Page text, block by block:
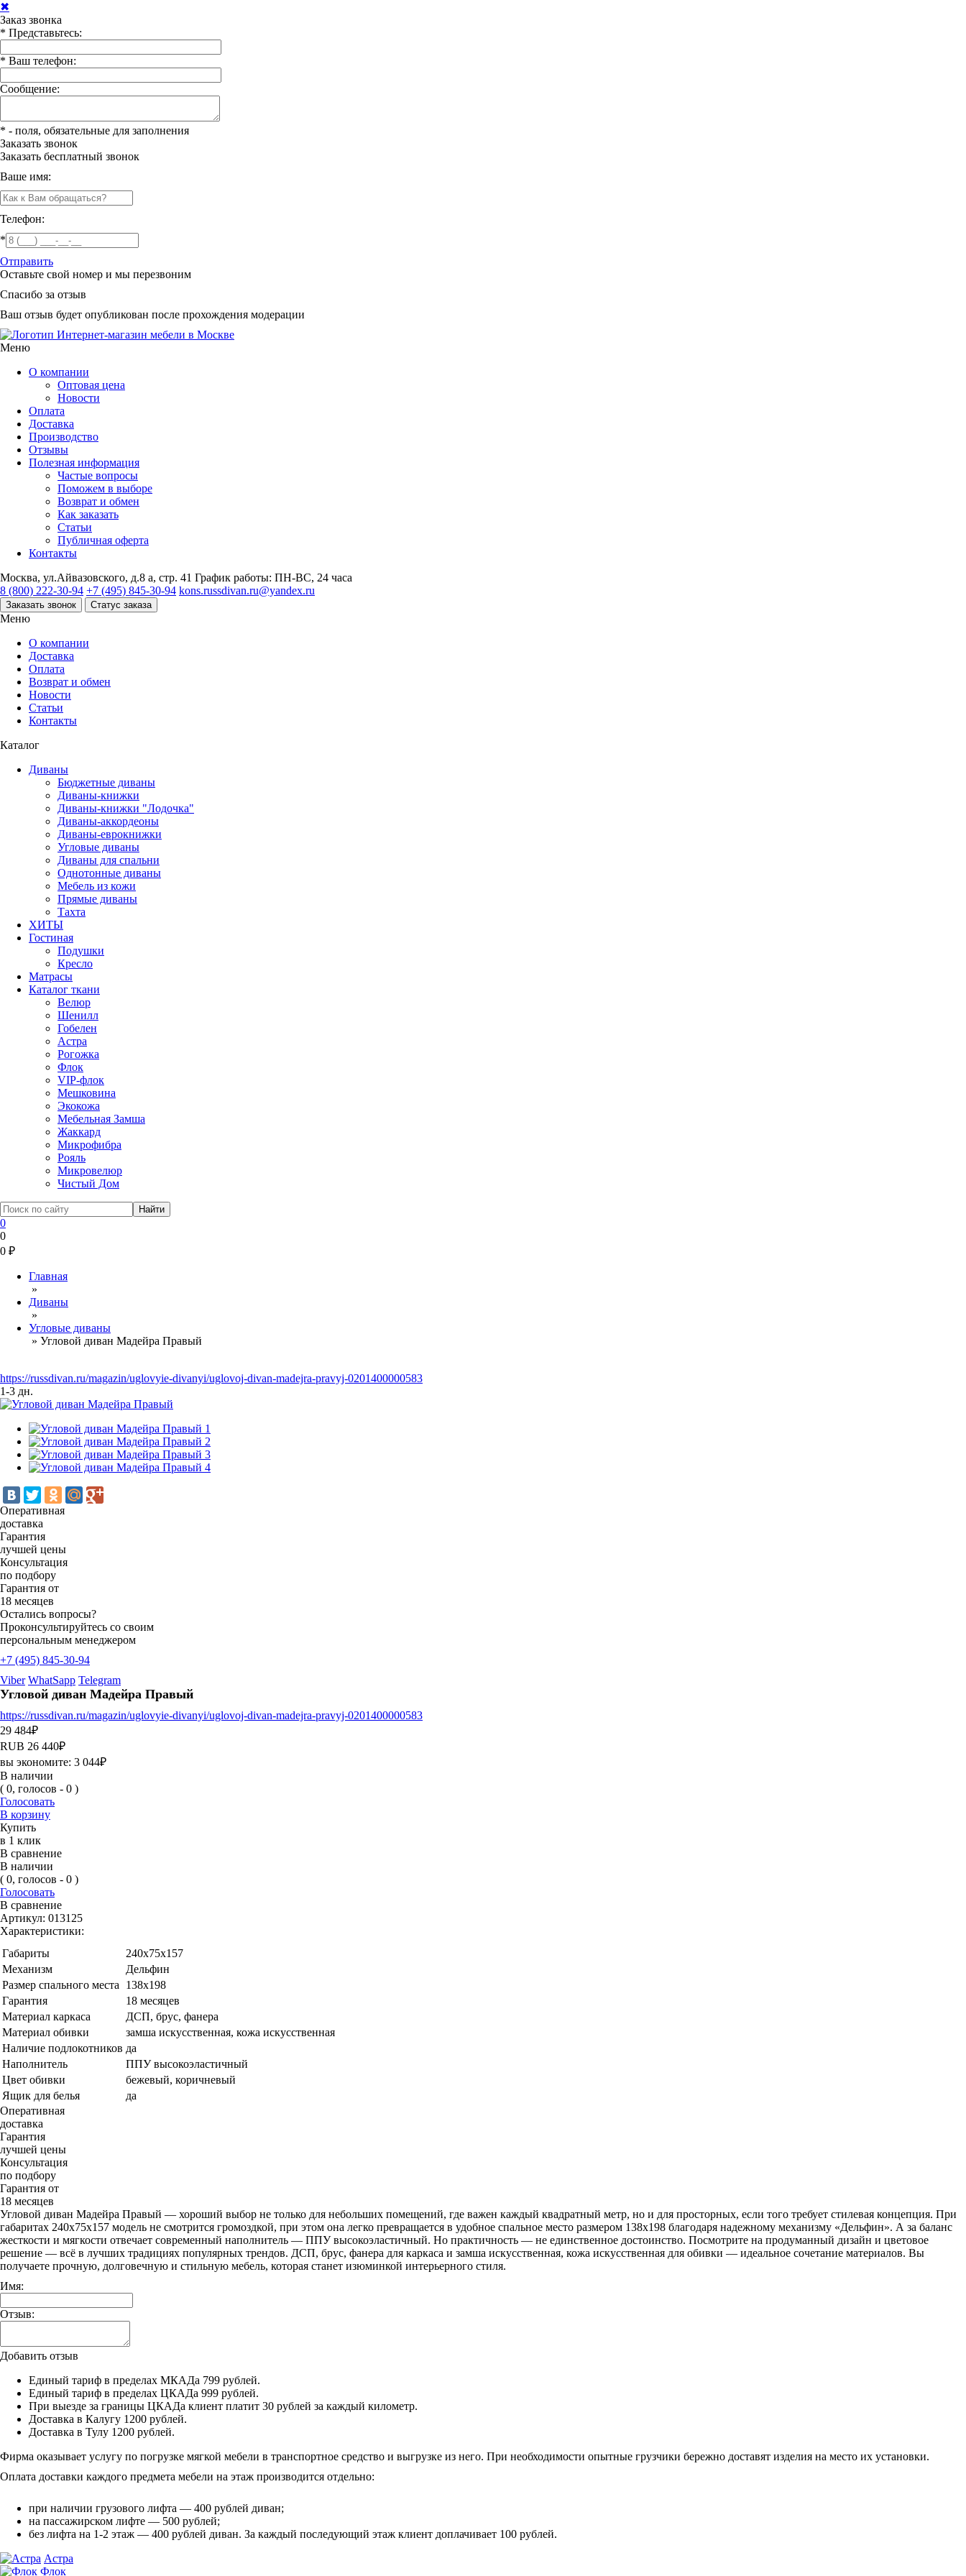
✖
Заказ звонка
* Представьтесь:
* Ваш телефон:
Сообщение:
* - поля, обязательные для заполнения
Заказать звонок
Заказать бесплатный звонок
Ваше имя:
Телефон:
*
Отправить
Оставьте свой номер и мы перезвоним
Спасибо за отзыв
Ваш отзыв будет опубликован после прохождения модерации
Интернет-магазин мебели в Москве
Меню
О компании
Оптовая цена
Новости
Оплата
Доставка
Производство
Отзывы
Полезная информация
Частые вопросы
Поможем в выборе
Возврат и обмен
Как заказать
Статьи
Публичная оферта
Контакты
Москва, ул.Айвазовского, д.8 а, стр. 41 График работы: ПН-ВС, 24 часа
8 (800) 222-30-94 +7 (495) 845-30-94 kons.russdivan.ru@yandex.ru
Заказать звонок Статус заказа
Меню
О компании
Доставка
Оплата
Возврат и обмен
Новости
Статьи
Контакты
Каталог
Диваны
Бюджетные диваны
Диваны-книжки
Диваны-книжки "Лодочка"
Диваны-аккордеоны
Диваны-еврокнижки
Угловые диваны
Диваны для спальни
Однотонные диваны
Мебель из кожи
Прямые диваны
Тахта
ХИТЫ
Гостиная
Подушки
Кресло
Матрасы
Каталог ткани
Велюр
Шенилл
Гобелен
Астра
Рогожка
Флок
VIP-флок
Мешковина
Экокожа
Мебельная Замша
Жаккард
Микрофибра
Рояль
Микровелюр
Чистый Дом
0
0
0 ₽
Главная
»
Диваны
»
Угловые диваны
» Угловой диван Мадейра Правый
https://russdivan.ru/magazin/uglovyie-divanyi/uglovoj-divan-madejra-pravyj-0201400000583
1-3 дн.
Оперативная
доставка
Гарантия
лучшей цены
Консультация
по подбору
Гарантия от
18 месяцев
Остались вопросы?
Проконсультируйтесь со своим
персональным менеджером
+7 (495) 845-30-94
Viber WhatSapp Telegram
Угловой диван Мадейра Правый
https://russdivan.ru/magazin/uglovyie-divanyi/uglovoj-divan-madejra-pravyj-0201400000583
29 484₽
RUB 26 440₽
вы экономите: 3 044₽
В наличии
( 0, голосов - 0 )
Голосовать
В корзину
Купить
в 1 клик
В сравнение
В наличии
( 0, голосов - 0 )
Голосовать
В сравнение
Артикул: 013125
Характеристики:
Габариты
240x75x157
Механизм
Дельфин
Размер спального места
138x198
Гарантия
18 месяцев
Материал каркаса
ДСП, брус, фанера
Материал обивки
замша искусственная, кожа искусственная
Наличие подлокотников да
Наполнитель
ППУ высокоэластичный
Цвет обивки
бежевый, коричневый
Ящик для белья
да
Оперативная
доставка
Гарантия
лучшей цены
Консультация
по подбору
Гарантия от
18 месяцев
Угловой диван Мадейра Правый — хороший выбор не только для небольших помещений, где важен каждый квадратный метр, но и для просторных, если того требует стилевая концепция. При
габаритах 240x75x157 модель не смотрится громоздкой, при этом она легко превращается в удобное спальное место размером 138x198 благодаря надежному механизму «Дельфин». А за баланс
жесткости и мягкости отвечает современный наполнитель — ППУ высокоэластичный. Но практичность — не единственное достоинство. Посмотрите на продуманный дизайн и цветовое
решение — всё в лучших традициях популярных трендов. ДСП, брус, фанера для каркаса и замша искусственная, кожа искусственная для обивки — идеальное сочетание материалов. Вы
получаете прочную, долговечную и стильную мебель, которая станет изюминкой интерьерного стиля.
Имя:
Отзыв:
Добавить отзыв
Единый тариф в пределах МКАДа 799 рублей.
Единый тариф в пределах ЦКАДа 999 рублей.
При выезде за границы ЦКАДа клиент платит 30 рублей за каждый километр.
Доставка в Калугу 1200 рублей.
Доставка в Тулу 1200 рублей.
Фирма оказывает услугу по погрузке мягкой мебели в транспортное средство и выгрузке из него. При необходимости опытные грузчики бережно доставят изделия на место их установки.
Оплата доставки каждого предмета мебели на этаж производится отдельно:
при наличии грузового лифта — 400 рублей диван;
на пассажирском лифте — 500 рублей;
без лифта на 1-2 этаж — 400 рублей диван. За каждый последующий этаж клиент доплачивает 100 рублей.
Астра
Флок